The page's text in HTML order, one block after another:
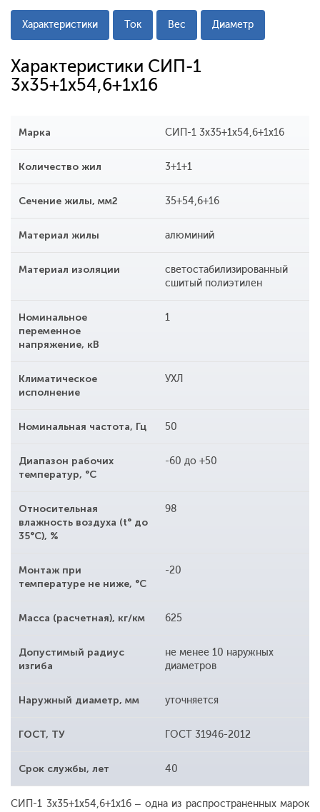
Характеристики Ток Вес Диаметр
Характеристики СИП-1
3x35+1x54,6+1x16
Марка СИП-1 3x35+1x54,6+1x16
Количество жил 3+1+1
Сечение жилы, мм2 35+54,6+16
Материал жилы алюминий
Материал изоляции
светостабилизированный
сшитый полиэтилен
Номинальное
переменное
напряжение, кВ
1
Климатическое
исполнение
УХЛ
Номинальная частота, Гц 50
Диапазон рабочих
температур, °С
-60 до +50
Относительная
влажность воздуха (t° до
35°С), %
98
Монтаж при
температуре не ниже, °С
-20
Масса (расчетная), кг/км 625
Допустимый радиус
изгиба
не менее 10 наружных
диаметров
Наружный диаметр, мм уточняется
ГОСТ, ТУ ГОСТ 31946-2012
Срок службы, лет 40
СИП-1 3x35+1x54,6+1x16 – одна из распространенных марок